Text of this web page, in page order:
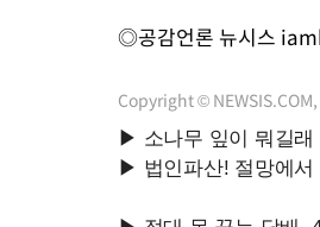
◎공감언론 뉴시스
Copyright © NEWSIS.COM,